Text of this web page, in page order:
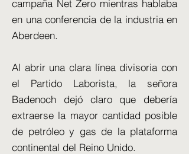
campaña Net Zero mientras hablaba
en una conferencia de la industria en
Aberdeen.
Al abrir una clara línea divisoria con
el Partido Laborista, la señora
Badenoch dejó claro que debería
extraerse la mayor cantidad posible
de petróleo y gas de la plataforma
continental del Reino Unido.